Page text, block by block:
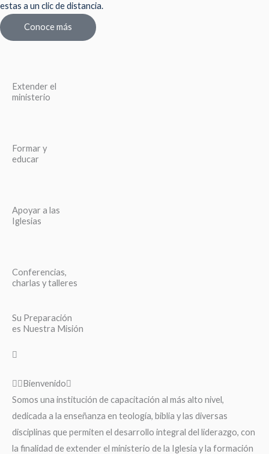
estas a un clic de distancia.
Conoce más
Extender el
ministerio
Formar y
educar
Apoyar a las
Iglesias
Conferencias,
charlas y talleres
Su Preparación
es Nuestra Misión
Bienvenido
Somos una institución de capacitación al más alto nivel,
dedicada a la enseñanza en teología, biblia y las diversas
disciplinas que permiten el desarrollo integral del liderazgo, con
la finalidad de extender el ministerio de la Iglesia y la formación